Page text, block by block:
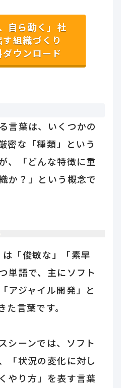
自ら動く」社
組織づくり
ウンロード
言葉は、いくつかの
密な「種類」という
、「どんな特徴に重
か？」という概念で
「俊敏な」「素早
単語で、主にソフト
アジャイル開発」と
た言葉です。
シーンでは、ソフト
「状況の変化に対し
やり方」を表す言葉